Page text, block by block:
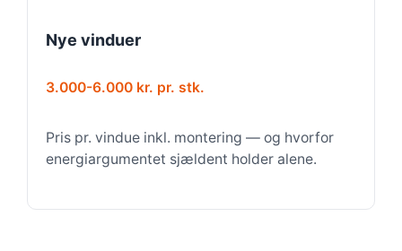
Nye vinduer
3.000-6.000 kr. pr. stk.
Pris pr. vindue inkl. montering — og hvorfor
energiargumentet sjældent holder alene.